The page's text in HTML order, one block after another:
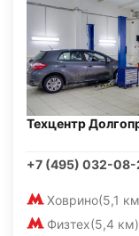
Техцентр
+7 (495) 032-08-
Ховрино(5,1
Физтех(5,4 км)